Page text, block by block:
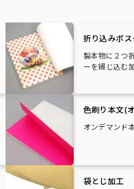
折り込みポ
製本物に２つ
ーを綴じ込む
色刷り本文(
オンデマンド
袋とじ加工